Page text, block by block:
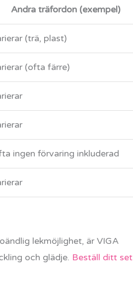
Andra träfordon (exempel)
(trä, plast)
(ofta färre)
ingen förvaring inkluderad
lekmöjlighet, är VIGA
och glädje. Beställ ditt set